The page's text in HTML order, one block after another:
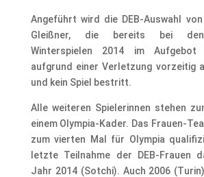
Angeführt wird die DEB-Auswahl
Gleißner, die bereits bei den
Winterspielen 2014 im Aufgebot
aufgrund einer Verletzung vorzeitig
und kein Spiel bestritt.
Alle weiteren Spielerinnen stehen
einem Olympia-Kader. Das Frauen-
zum vierten Mal für Olympia
letzte Teilnahme der DEB-Frauen
Jahr 2014 (Sotchi). Auch 2006